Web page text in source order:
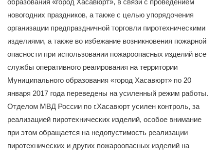
образования «город Хасавюрт», в связи с проведением
новогодних праздников, а также с целью упорядочения
организации предпраздничной торговли пиротехническими
изделиями, а также во избежание возникновения пожарной
опасности при использовании пожароопасных изделий все
службы оперативного реагирования на территории
Муниципального образования «город Хасавюрт» по 20
января 2017 года переведены на усиленный режим работы.
Отделом МВД России по г.Хасавюрт усилен контроль, за
реализацией пиротехнических изделий, особое внимание
при этом обращается на недопустимость реализации
пиротехнических и других пожароопасных изделий на